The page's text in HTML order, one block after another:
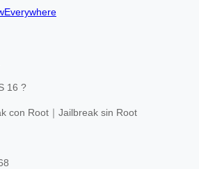
16 ?
con Root｜Jailbreak sin Root